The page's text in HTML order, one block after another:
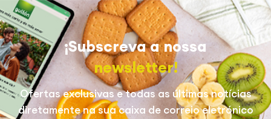
¡Subscreva a nossa
newsletter!
Ofertas exclusivas e todas as últimas notícias
diretamente na sua caixa de correio eletrónico